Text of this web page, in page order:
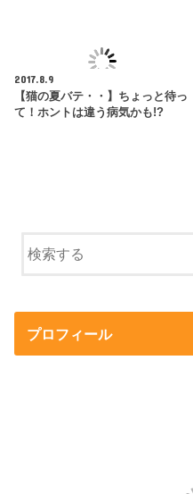
2017.8.9
【猫の夏バテ・・】ちょっと待っ
て！ホントは違う病気かも!?
プロフィール